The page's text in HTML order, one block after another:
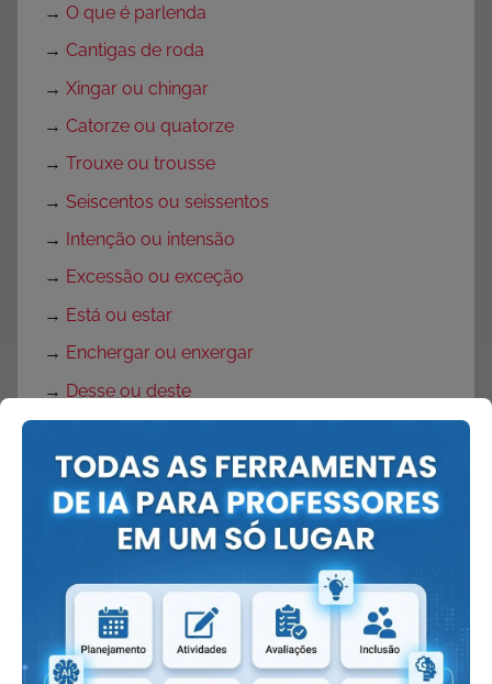
→ O que é parlenda
→ Cantigas de roda
→ Xingar ou chingar
→ Catorze ou quatorze
→ Trouxe ou trousse
→ Seiscentos ou seissentos
→ Intenção ou intensão
→ Excessão ou exceção
→ Está ou estar
→ Enchergar ou enxergar
→ Desse ou deste
→ Poemas de Manuel Bandeira
→Poemas de Vinícius de Moraes
Poemas de Cecília Meireles
Antônimo
Preposição
→Ambiguidade